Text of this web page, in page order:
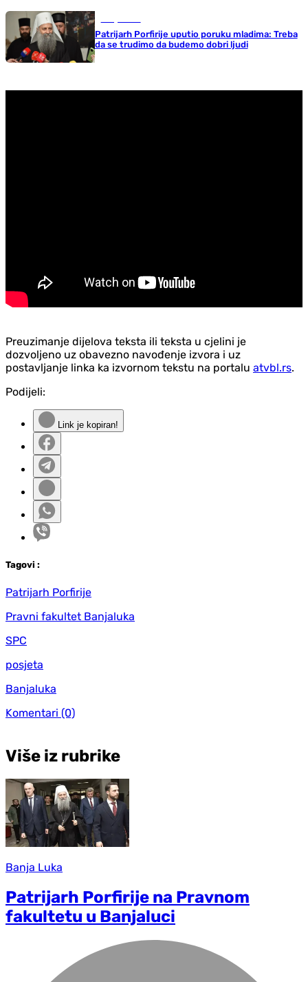
Patrijarh Porfirije uputio poruku mladima: Treba
da se trudimo da budemo dobri ljudi
Preuzimanje dijelova teksta ili teksta u cjelini je
dozvoljeno uz obavezno navođenje izvora i uz
postavljanje linka ka izvornom tekstu na portalu atvbl.rs.
Podijeli:
Link je kopiran!
Tagovi :
Patrijarh Porfirije
Pravni fakultet Banjaluka
SPC
posjeta
Banjaluka
Komentari (0)
Više iz rubrike
Banja Luka
Patrijarh Porfirije na Pravnom
fakultetu u Banjaluci